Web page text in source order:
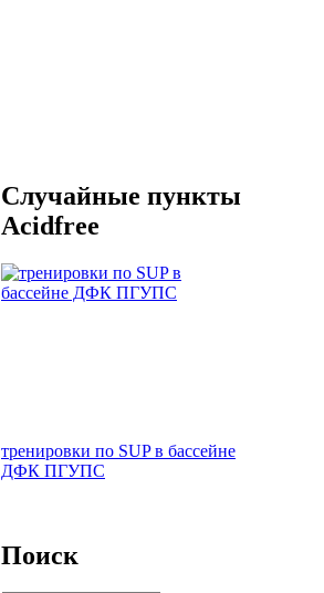
Случайные пункты
Acidfree
тренировки по SUP в бассейне
ДФК ПГУПС
Поиск